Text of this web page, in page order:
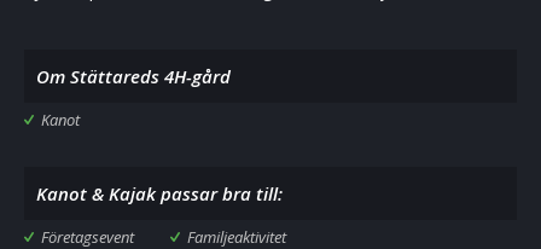
Om Stättareds 4H-gård
Kanot
Kanot & Kajak passar bra till:
Företagsevent Familjeaktivitet